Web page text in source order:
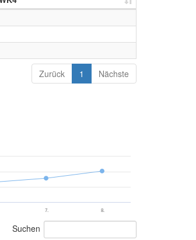
Zurück 1 Nächste
7. 8.
Suchen